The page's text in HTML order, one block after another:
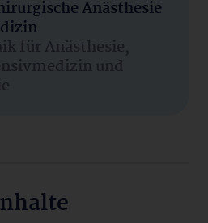
Anästhesie
für Anästhesie,
und